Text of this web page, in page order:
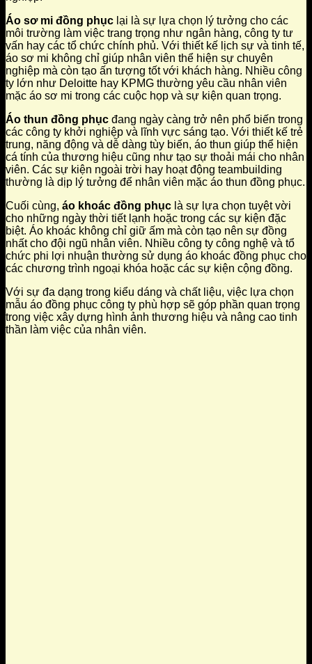
Áo sơ mi đồng phục lại là sự lựa chọn lý tưởng cho các
môi trường làm việc trang trọng như ngân hàng, công ty tư
vấn hay các tổ chức chính phủ. Với thiết kế lịch sự và tinh tế,
áo sơ mi không chỉ giúp nhân viên thể hiện sự chuyên
nghiệp mà còn tạo ấn tượng tốt với khách hàng. Nhiều công
ty lớn như Deloitte hay KPMG thường yêu cầu nhân viên
mặc áo sơ mi trong các cuộc họp và sự kiện quan trọng.
Áo thun đồng phục đang ngày càng trở nên phổ biến trong
các công ty khởi nghiệp và lĩnh vực sáng tạo. Với thiết kế trẻ
trung, năng động và dễ dàng tùy biến, áo thun giúp thể hiện
cá tính của thương hiệu cũng như tạo sự thoải mái cho nhân
viên. Các sự kiện ngoài trời hay hoạt động teambuilding
thường là dịp lý tưởng để nhân viên mặc áo thun đồng phục.
Cuối cùng, áo khoác đồng phục là sự lựa chọn tuyệt vời
cho những ngày thời tiết lạnh hoặc trong các sự kiện đặc
biệt. Áo khoác không chỉ giữ ấm mà còn tạo nên sự đồng
nhất cho đội ngũ nhân viên. Nhiều công ty công nghệ và tổ
chức phi lợi nhuận thường sử dụng áo khoác đồng phục cho
các chương trình ngoại khóa hoặc các sự kiện cộng đồng.
Với sự đa dạng trong kiểu dáng và chất liệu, việc lựa chọn
mẫu áo đồng phục công ty phù hợp sẽ góp phần quan trọng
trong việc xây dựng hình ảnh thương hiệu và nâng cao tinh
thần làm việc của nhân viên.